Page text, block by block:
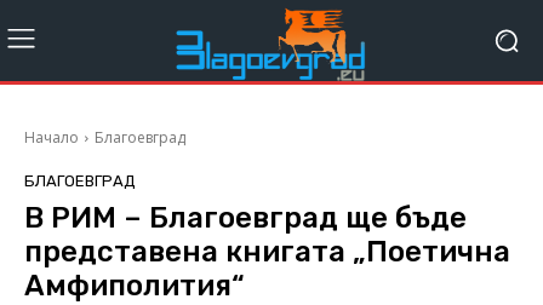
Начало Благоевград
БЛАГОЕВГРАД
В РИМ – Благоевград ще бъде
представена книгата „Поетична
Амфиполития“